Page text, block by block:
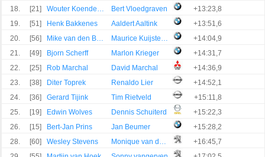
18.
[21] Wouter Koenderink Bert Vloedgraven
+13:23,8
19.
[51] Henk Bakkenes Aaldert Aaltink
+13:51,6
20.
[56] Mike van den Brink Maurice Kuijstermans
+14:04,9
21.
[49] Bjorn Scherff Marlon Krieger
+14:31,7
22.
[25] Rob Marchal David Marchal
+14:36,9
23.
[38] Diter Toprek Renaldo Lier
+14:52,1
24.
[36] Gerard Tijink Tim Rietveld
+15:11,8
25.
[19] Edwin Wolves Dennis Schuiterd
+15:22,3
26.
[15] Bert-Jan Prins Jan Beumer
+15:28,2
28.
[60] Wesley Stevens Monique van den Heuvel
+16:45,7